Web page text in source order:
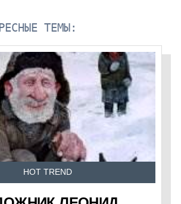
ТЕМЫ:
HOT TREND